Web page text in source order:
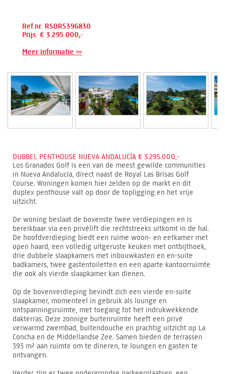
Ref.nr: RSOR5396830
Prijs: € 3.295.000,-
Meer informatie ›››
DUBBEL PENTHOUSE NUEVA ANDALUCÍA € 3.295.000,-
Los Granados Golf is een van de meest gewilde communities
in Nueva Andalucía, direct naast de Royal Las Brisas Golf
Course. Woningen komen hier zelden op de markt en dit
duplex penthouse valt op door de topligging en het vrije
uitzicht.
De woning beslaat de bovenste twee verdiepingen en is
bereikbaar via een privélift die rechtstreeks uitkomt in de hal.
De hoofdverdieping biedt een ruime woon- en eetkamer met
open haard, een volledig uitgeruste keuken met ontbijthoek,
drie dubbele slaapkamers met inbouwkasten en en-suite
badkamers, twee gastentoiletten en een aparte kantoorruimte
die ook als vierde slaapkamer kan dienen.
Op de bovenverdieping bevindt zich een vierde en-suite
slaapkamer, momenteel in gebruik als lounge en
ontspanningsruimte, met toegang tot het indrukwekkende
dakterras. Deze zonnige buitenruimte heeft een privé
verwarmd zwembad, buitendouche en prachtig uitzicht op La
Concha en de Middellandse Zee. Samen bieden de terrassen
393 m² aan ruimte om te dineren, te loungen en gasten te
ontvangen.